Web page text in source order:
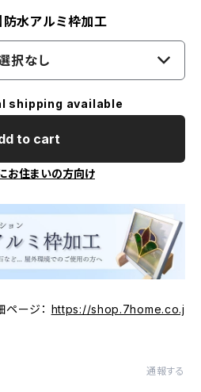
防水アルミ枠加工
択なし
shipping available
to cart
お住まいの方向け
ージ： https://shop.7home.co.j
通報する